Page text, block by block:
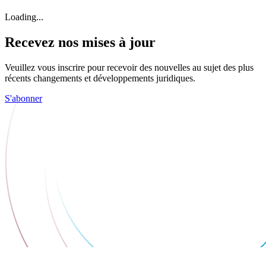
Loading...
Recevez nos mises à jour
Veuillez vous inscrire pour recevoir des nouvelles au sujet des plus
récents changements et développements juridiques.
S'abonner